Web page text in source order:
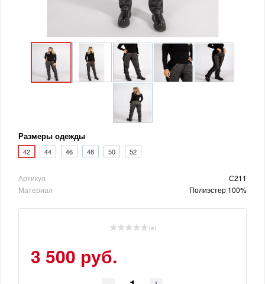
Размеры одежды
42 44 46 48 50 52
Артикул
С211
Материал
Полиэстер 100%
( 0 )
3 500 руб.